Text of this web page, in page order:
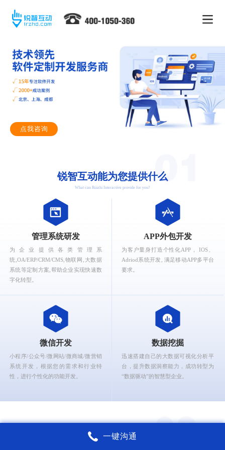
点我咨询
锐智互动能为您提供什么
What can Ruizhi Interactive provide for you?
管理系统研发
为企业提供各类管理系
统,OA/ERP/CRM/CMS,物联网,大数据
系统等定制方案,帮助企业实现快速数
字化转型。
APP外包开发
为客户量身打造个性化APP， IOS、
Adriod系统开发, 满足移动APP多平台
要求。
微信开发
小程序/公众号/微网站/微商城/微营销
系统开发，根据您的需求和行业特
性，进行个性化的功能开发。
数据挖掘
迅速搭建自己的大数据可视化分析平
台，提升数据洞察能力，成功转型为
“数据驱动”的智慧型企业。
锐智互动核心能力
一键沟通